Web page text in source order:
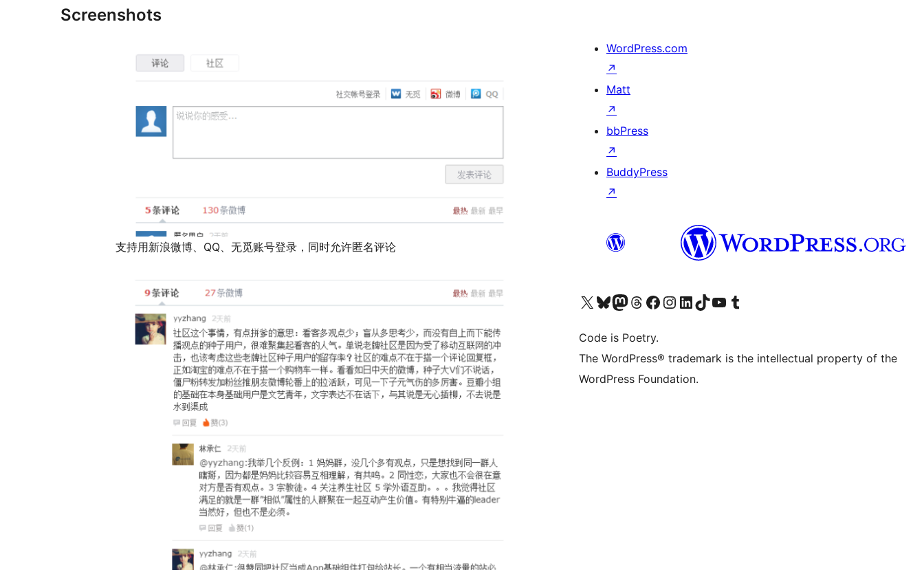
Screenshots
支持用新浪微博、QQ、无觅账号登录，同时允许匿名评论
WordPress.com
↗
Matt
↗
bbPress
↗
BuddyPress
↗
Visit our X (formerly Twitter) account
Visit our Bluesky account
Visit our Mastodon account
Visit our Threads account
Visit our Facebook page
Visit our Instagram account
Visit our LinkedIn account
Visit our TikTok account
Visit our YouTube channel
Visit our Tumblr account
Code is Poetry.
The WordPress® trademark is the intellectual property of the
WordPress Foundation.